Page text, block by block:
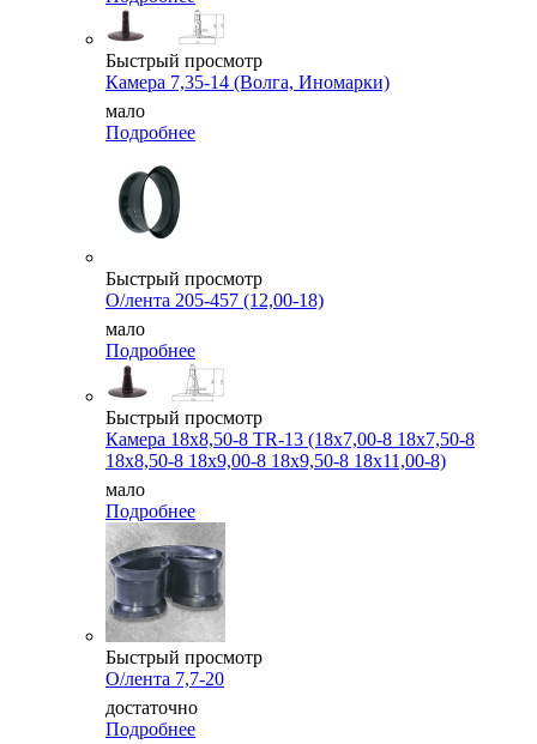
Быстрый просмотр
Камера 7,35-14 (Волга, Иномарки)
мало
Подробнее
Быстрый просмотр
О/лента 205-457 (12,00-18)
мало
Подробнее
Быстрый просмотр
Камера 18x8,50-8 TR-13 (18x7,00-8 18x7,50-8
18x8,50-8 18x9,00-8 18x9,50-8 18x11,00-8)
мало
Подробнее
Быстрый просмотр
О/лента 7,7-20
достаточно
Подробнее